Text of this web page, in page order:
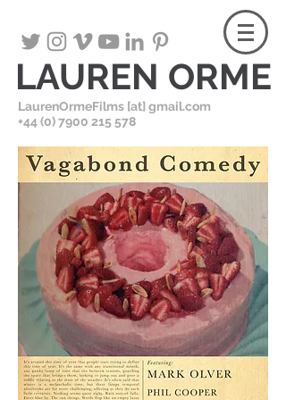
LAUREN ORME
LaurenOrmeFilms [at] gmail.com
+44 (0) 7900 215 578